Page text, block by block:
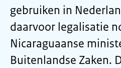
gebruiken in
daarvoor legalisatie
Nicaraguaanse
Buitenlandse Zaken.